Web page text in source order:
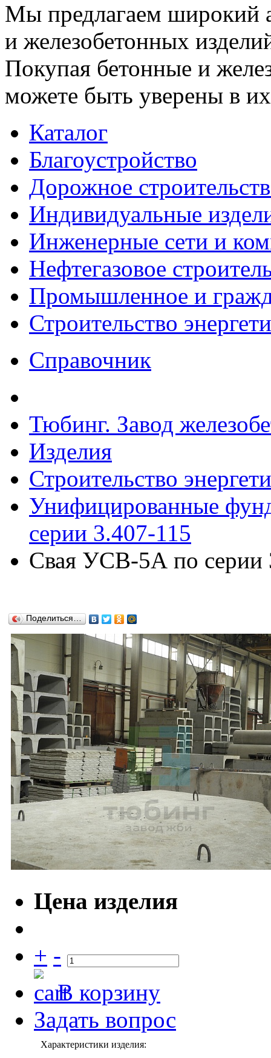
Мы предлагаем широкий
и железобетонных
Покупая бетонные и
можете быть уверены в их
Каталог
Благоустройство
Дорожное
Индивидуальные
Инженерные сети и
Нефтегазовое
Промышленное и
Строительство
Справочник
Тюбинг. Завод
Изделия
Строительство
Унифицированные
серии 3.407-115
Свая УСВ-5А по серии
Поделиться…
Цена изделия
+ -
В корзину
Задать вопрос
Характеристики изделия: